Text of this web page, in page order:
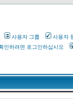
사용자 그룹
사용자
인하려면 로그인하십시오